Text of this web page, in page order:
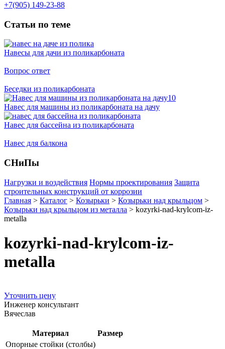
+7(905) 149-23-88
Статьи по теме
Навесы для дачи из поликарбоната
Вопрос ответ
Беседки из поликарбоната
Навес для машины из поликарбоната на дачу
Навес для бассейна из поликарбоната
Навес для балкона
СНиПы
Нагрузки и воздействия Нормы проектирования Защита
строительных конструкций от коррозии
Главная > Каталог > Козырьки > Козырьки над крыльцом >
Козырьки над крыльцом из металла > kozyrki-nad-krylcom-iz-
metalla
kozyrki-nad-krylcom-iz-
metalla
Уточнить цену
Инженер консультант
Вячеслав
Материал
Размер
Опорные стойки (столбы)